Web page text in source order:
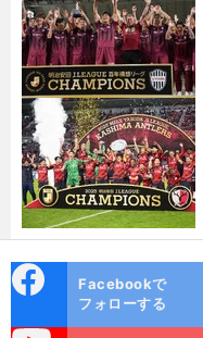
ok
Facebookで
フォローする